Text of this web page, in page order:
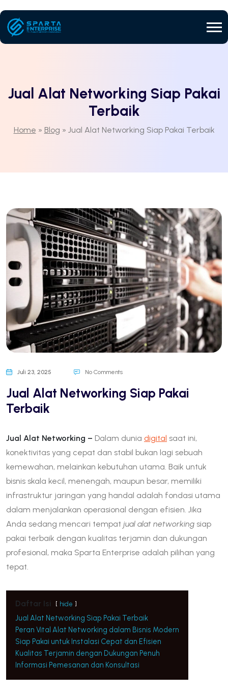
Jual Alat Networking Siap Pakai
Terbaik
Home » Blog » Jual Alat Networking Siap Pakai Terbaik
Juli 23, 2025 No Comments
Jual Alat Networking Siap Pakai
Terbaik
Jual Alat Networking – Dalam dunia digital saat ini,
konektivitas yang cepat dan stabil bukan lagi sebuah
kemewahan, melainkan kebutuhan utama. Baik untuk
bisnis skala kecil, menengah, maupun besar, memiliki
infrastruktur jaringan yang handal adalah fondasi utama
dalam menjalankan operasional dengan efisien. Jika
Anda sedang mencari tempat jual alat networking siap
pakai terbaik dengan kualitas terjamin dan dukungan
profesional, maka Sparta Enterprise adalah pilihan yang
tepat.
Daftar Isi hide
Jual Alat Networking Siap Pakai Terbaik
Peran Vital Alat Networking dalam Bisnis Modern
Siap Pakai untuk Instalasi Cepat dan Efisien
Kualitas Terjamin dengan Dukungan Penuh
Informasi Pemesanan dan Konsultasi